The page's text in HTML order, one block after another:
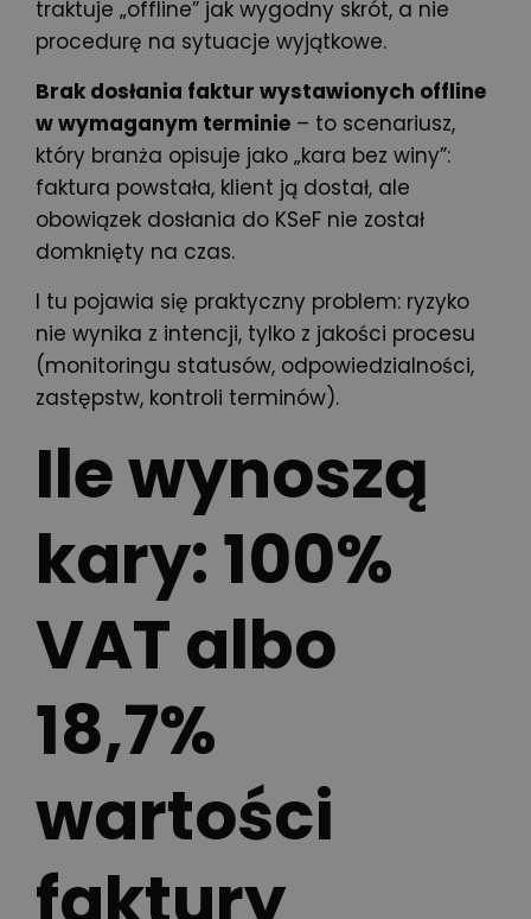
traktuje „offline” jak wygodny skrót, a nie
procedurę na sytuacje wyjątkowe.
Brak dosłania faktur wystawionych offline
w wymaganym terminie – to scenariusz,
który branża opisuje jako „kara bez winy”:
faktura powstała, klient ją dostał, ale
obowiązek dosłania do KSeF nie został
domknięty na czas.
I tu pojawia się praktyczny problem: ryzyko
nie wynika z intencji, tylko z jakości procesu
(monitoringu statusów, odpowiedzialności,
zastępstw, kontroli terminów).
Ile wynoszą
kary: 100%
VAT albo
18,7%
wartości